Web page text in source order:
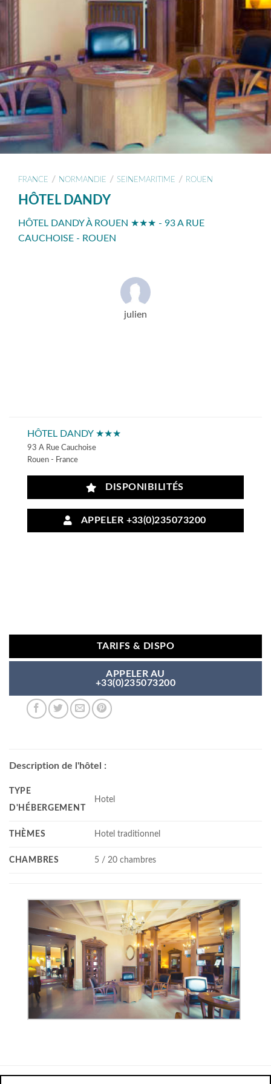
FRANCE / NORMANDIE / SEINEMARITIME / ROUEN
HÔTEL DANDY
HÔTEL DANDY À ROUEN ★★★ - 93 A RUE
CAUCHOISE - ROUEN
julien
HÔTEL DANDY ★★★
93 A Rue Cauchoise
Rouen - France
DISPONIBILITÉS
APPELER +33(0)235073200
TARIFS & DISPO
APPELER AU
+33(0)235073200
Description de l'hôtel :
TYPE
D'HÉBERGEMENT
Hotel
THÈMES Hotel traditionnel
CHAMBRES 5 / 20 chambres